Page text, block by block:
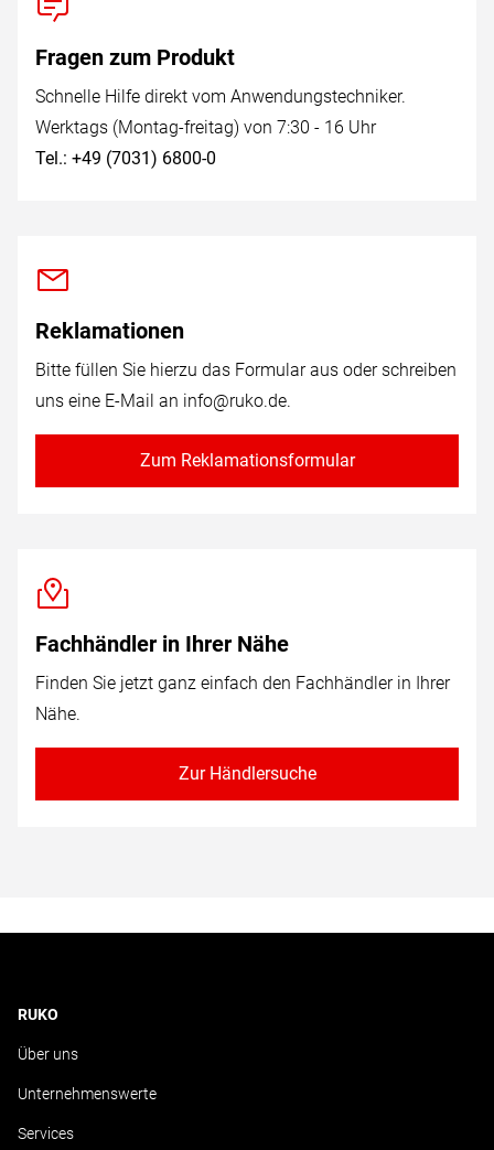
Fragen zum Produkt
Schnelle Hilfe direkt vom Anwendungstechniker.
Werktags (Montag-freitag) von 7:30 - 16 Uhr
Tel.: +49 (7031) 6800-0
Reklamationen
Bitte füllen Sie hierzu das Formular aus oder schreiben
uns eine E-Mail an info@ruko.de.
Zum Reklamationsformular
Fachhändler in Ihrer Nähe
Finden Sie jetzt ganz einfach den Fachhändler in Ihrer
Nähe.
Zur Händlersuche
RUKO
Über uns
Unternehmenswerte
Services